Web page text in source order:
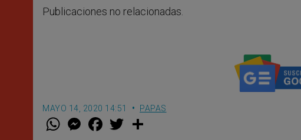
Publicaciones no relacionadas.
MAYO 14, 2020 14:51 PAPAS
W M
e
F
a w